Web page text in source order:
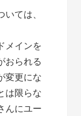
ては、
メインを
おられる
変更にな
は限らな
んにユー